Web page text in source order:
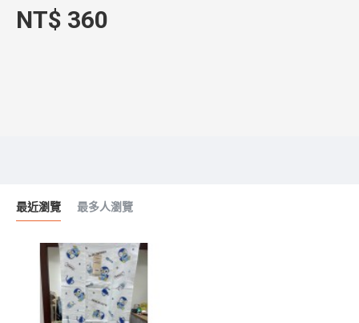
NT$ 360
最近瀏覽 最多人瀏覽